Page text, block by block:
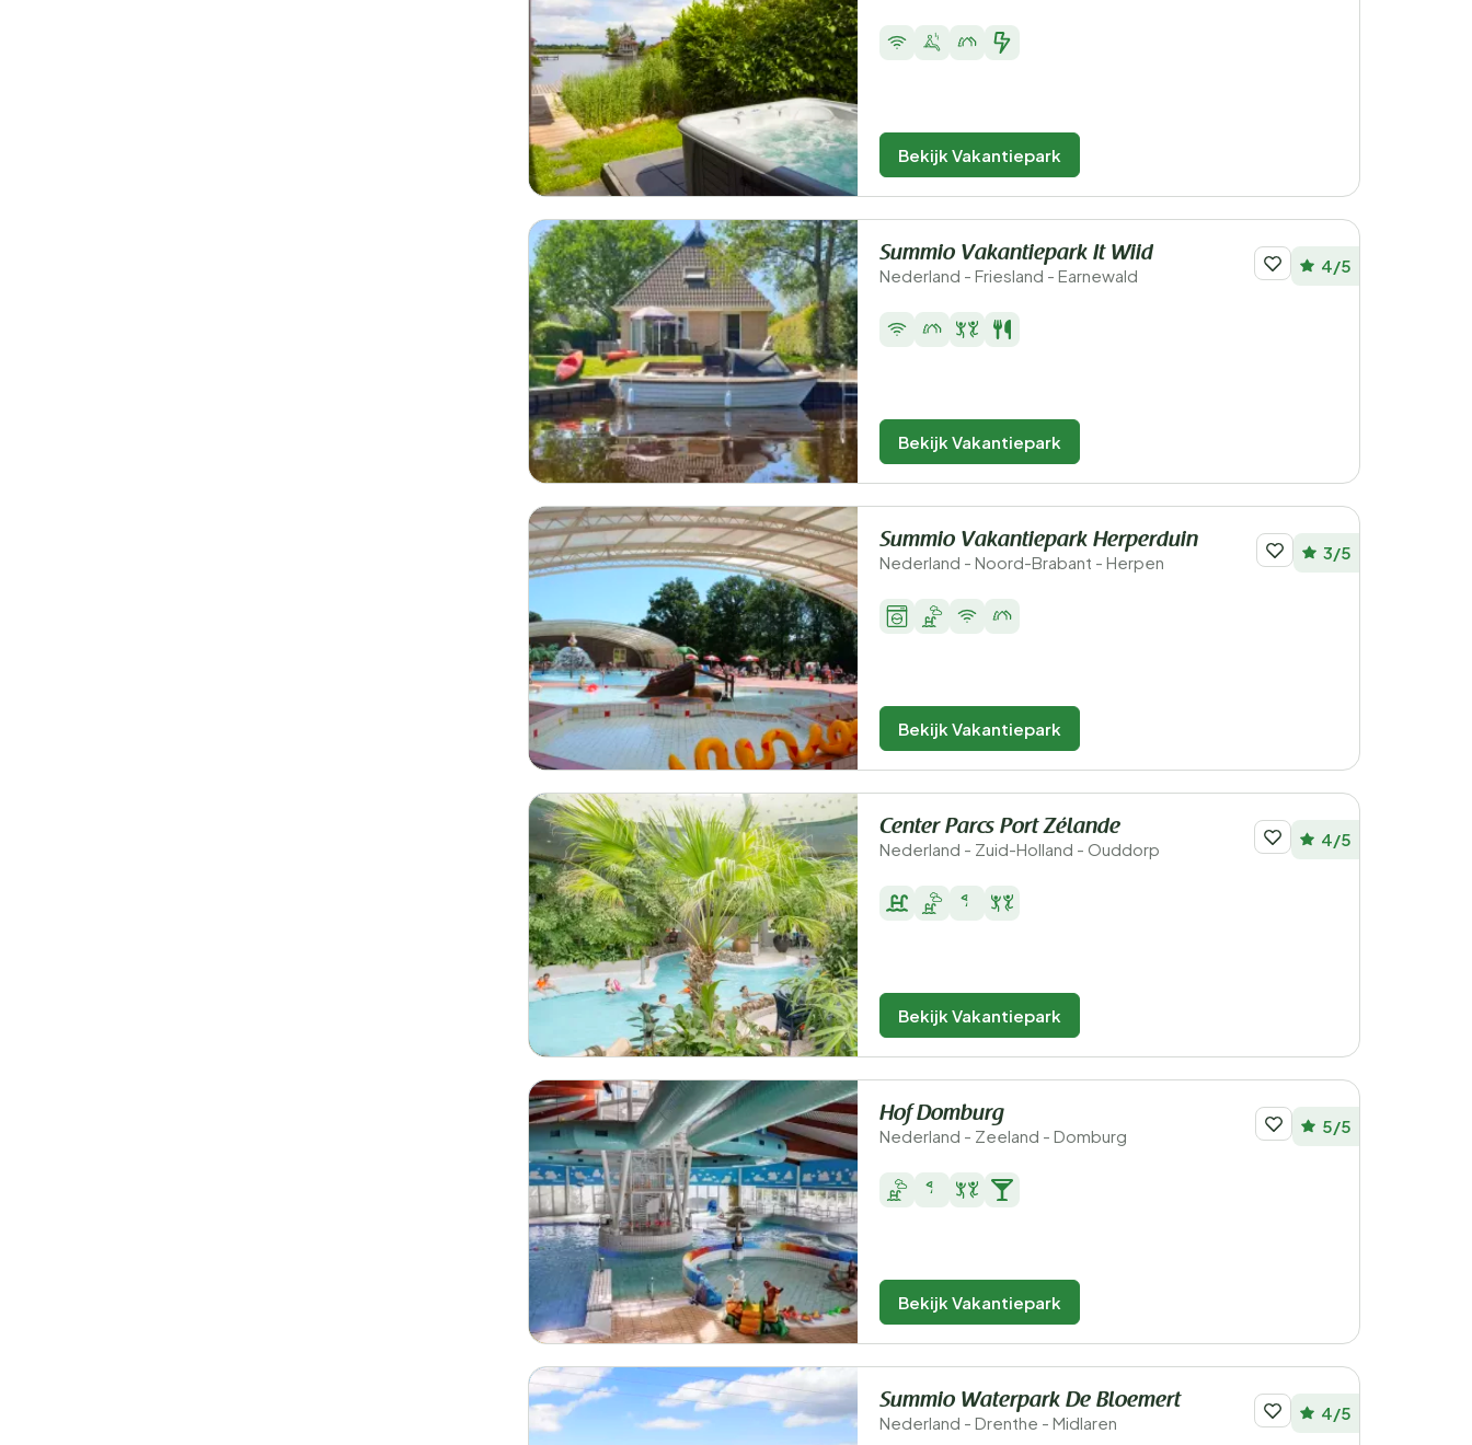
Bekijk Vakantiepark
Summio Vakantiepark It Wiid
Nederland - Friesland - Earnewald 4/5
Bekijk Vakantiepark
Summio Vakantiepark Herperduin
Nederland - Noord-Brabant - Herpen 3/5
Bekijk Vakantiepark
Center Parcs Port Zélande
Nederland - Zuid-Holland - Ouddorp 4/5
Bekijk Vakantiepark
Hof Domburg
Nederland - Zeeland - Domburg 5/5
Bekijk Vakantiepark
Summio Waterpark De Bloemert
Nederland - Drenthe - Midlaren 4/5